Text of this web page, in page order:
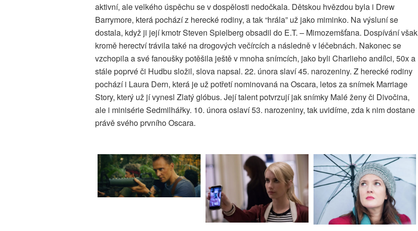
aktivní, ale velkého úspěchu se v dospělosti nedočkala. Dětskou hvězdou byla i Drew
Barrymore, která pochází z herecké rodiny, a tak “hrála” už jako miminko. Na výsluní se
dostala, když ji její kmotr Steven Spielberg obsadil do E.T. – Mimozemšťana. Dospívání však
kromě herectví trávila také na drogových večírcích a následně v léčebnách. Nakonec se
vzchopila a své fanoušky potěšila ještě v mnoha snímcích, jako byli Charlieho andílci, 50x a
stále poprvé či Hudbu složil, slova napsal. 22. února slaví 45. narozeniny. Z herecké rodiny
pochází i Laura Dern, která je už potřetí nominovaná na Oscara, letos za snímek Marriage
Story, který už jí vynesl Zlatý glóbus. Její talent potvrzují jak snímky Malé ženy či Divočina,
ale i minisérie Sedmilhářky. 10. února oslaví 53. narozeniny, tak uvidíme, zda k nim dostane
právě svého prvního Oscara.